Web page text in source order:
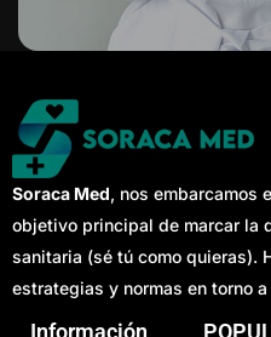
Soraca Med, nos embarcamos
objetivo principal de marcar la
sanitaria (sé tú como quieras).
estrategias y normas en torno
Información